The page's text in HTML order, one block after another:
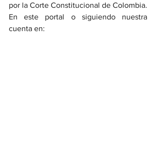
por la Corte Constitucional de Colombia.
En este portal o siguiendo nuestra
cuenta en: